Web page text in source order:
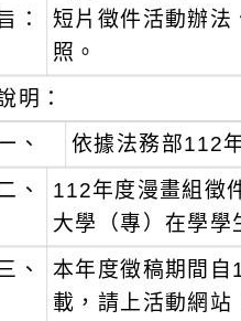
：
短片徵件活動辦法
照。
明：
、
依據法務部112
、
112年度漫畫組徵
大學（專）在學學
、
本年度徵稿期間
載，請上活動網